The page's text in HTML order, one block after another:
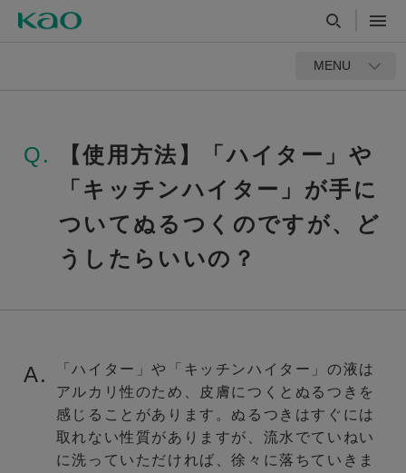
MENU
Q.
【使用方法】「ハイター」や
「キッチンハイター」が手に
ついてぬるつくのですが、ど
うしたらいいの？
A.
「ハイター」や「キッチンハイター」の液は
アルカリ性のため、皮膚につくとぬるつきを
感じることがあります。ぬるつきはすぐには
取れない性質がありますが、流水でていねい
に洗っていただければ、徐々に落ちていきま